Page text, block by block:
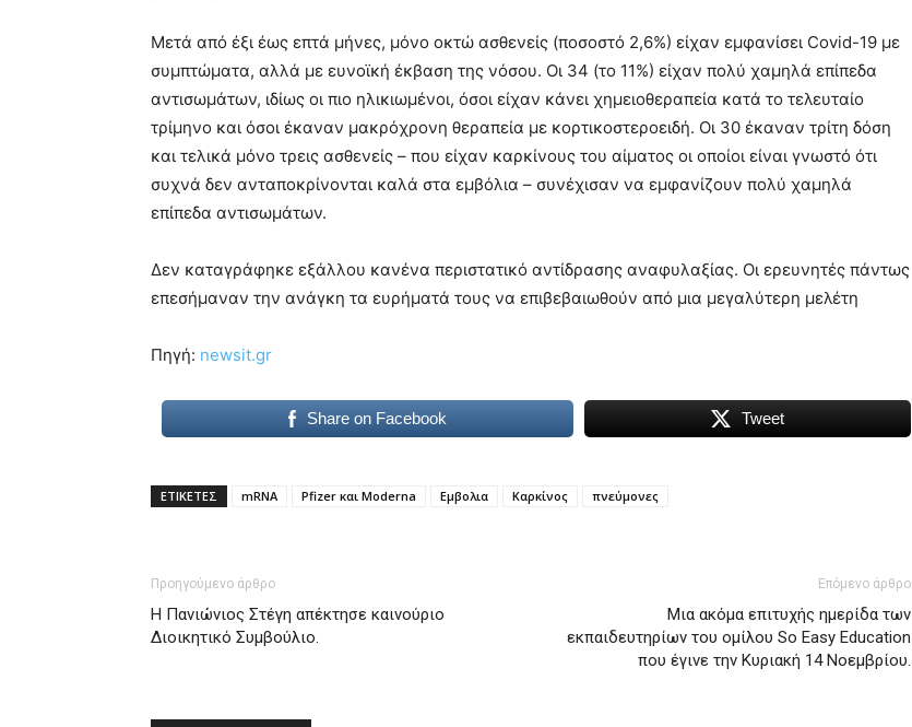
Μετά από έξι έως επτά μήνες, μόνο οκτώ ασθενείς (ποσοστό 2,6%) είχαν εμφανίσει Covid-19 με
συμπτώματα, αλλά με ευνοϊκή έκβαση της νόσου. Οι 34 (το 11%) είχαν πολύ χαμηλά επίπεδα
αντισωμάτων, ιδίως οι πιο ηλικιωμένοι, όσοι είχαν κάνει χημειοθεραπεία κατά το τελευταίο
τρίμηνο και όσοι έκαναν μακρόχρονη θεραπεία με κορτικοστεροειδή. Οι 30 έκαναν τρίτη δόση
και τελικά μόνο τρεις ασθενείς – που είχαν καρκίνους του αίματος οι οποίοι είναι γνωστό ότι
συχνά δεν ανταποκρίνονται καλά στα εμβόλια – συνέχισαν να εμφανίζουν πολύ χαμηλά
επίπεδα αντισωμάτων.
Δεν καταγράφηκε εξάλλου κανένα περιστατικό αντίδρασης αναφυλαξίας. Οι ερευνητές πάντως
επεσήμαναν την ανάγκη τα ευρήματά τους να επιβεβαιωθούν από μια μεγαλύτερη μελέτη
Πηγή: newsit.gr
Share on Facebook Tweet
ΕΤΙΚΕΤΕΣ mRNA Pfizer και Moderna Εμβολια Καρκίνος πνεύμονες
Προηγούμενο άρθρο
Η Πανιώνιος Στέγη απέκτησε καινούριο
Διοικητικό Συμβούλιο.
Επόμενο άρθρο
Μια ακόμα επιτυχής ημερίδα των
εκπαιδευτηρίων του ομίλου So Easy Εducation
που έγινε την Κυριακή 14 Νοεμβρίου.